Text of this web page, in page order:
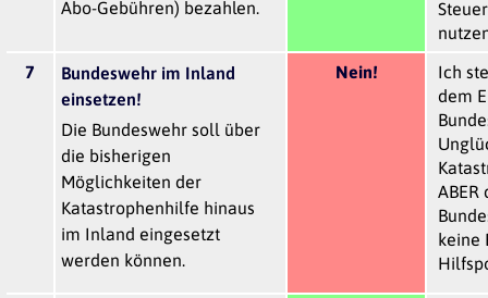
Abo-Gebühren) bezahlen.
7
Bundeswehr im Inland
einsetzen!
Die Bundeswehr soll über
die bisherigen
Möglichkeiten der
Katastrophenhilfe hinaus
im Inland eingesetzt
werden können.
Nein!
Ich
dem
ABER
keine